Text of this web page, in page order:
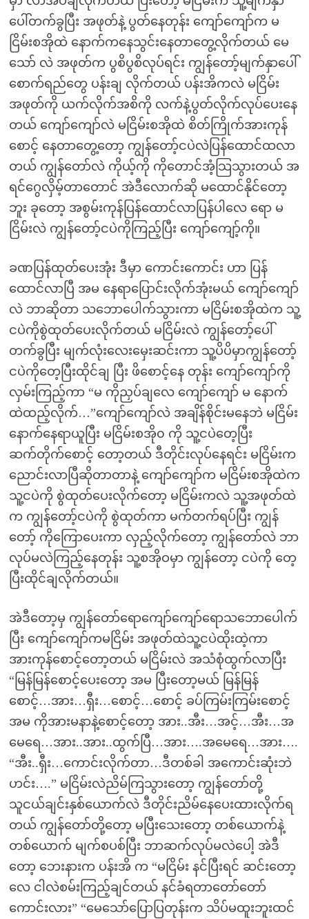
ပေါ်တက်ခွပြီး အဖုတ်နဲ့ ပွတ်နေတုန်း ကျော်ကျော်က မ
ငြိမ်းစအိုထဲ နောက်ကနေသွင်းနေတာတွေ့လိုက်တယ် မေ
သော် လဲ အဖုတ်က ပွစိပွစိလုပ်ရင်း ကျွန်တော့်မျက်နှာပေါ်
စောက်ရည်တွေ ပန်းချ လိုက်တယ် ပန်းအိကလဲ မငြိမ်း
အဖုတ်ကို ယက်လိုက်အစိကို လက်နဲ့ပွတ်လိုက်လုပ်ပေးနေ
တယ် ကျော်ကျော်လဲ မငြိမ်းစအိုထဲ စိတ်ကြိုက်အားကုန်
စောင့် နေတာတွေ့တော့ ကျွန်တော့်ငပဲလဲပြန်ထောင်ထလာ
တယ် ကျွန်တော်လဲ ကိုယ့်ကို ကိုတောင်အံ့သြသွားတယ် အ
ရင်ဂွေလှိမ့်တာတောင် အဲဒီလောက်ဆို မထောင်နိုင်တော့
ဘူး ခုတော့ အစွမ်းကုန်ပြန်ထောင်လာပြန်ပါလေ ရော မ
ငြိမ်းလဲ ကျွန်တော့်ငပဲကိုကြည့်ပြီး ကျော်ကျော့်ကို။
ခဏပြန်ထုတ်ပေးအုံး ဒီမှာ ကောင်းကောင်း ဟာ ပြန်
ထောင်လာပြီ အမ နေရာပြောင်းလိုက်အုံးမယ် ကျော်ကျော်
လဲ ဘာဆိုတာ သဘောပေါက်သွားကာ မငြိမ်းစအိုထဲက သူ့
ငပဲကိုစွဲထုတ်ပေးလိုက်တယ် မငြိမ်းလဲ ကျွန်တော့်ပေါ်
တက်ခွပြီး မျက်လုံးလေးမှေးဆင်းကာ သူ့ပိပိမှာကျွန်တော့်
ငပဲကိုတေ့ပြီးထိုင်ချ ပြီး ဖိစောင့်နေ တုန်း ကျော်ကျော်ကို
လှမ်းကြည့်ကာ “မ ကိုညှပ်ချလေ ကျော်ကျော် မ နောက်
ထဲထည့်လိုက်…”ကျော်ကျော်လဲ အချိန်စိုင်းမနေဘဲ မငြိမ်း
နောက်နေရာယူပြီး မငြိမ်းစအို၀ ကို သူ့ငပဲတေ့ပြီး
ဆက်တိုက်စောင့် တော့တယ် ဒီတိုင်းလုပ်နေရင်း မငြိမ်းက
ညောင်းလာပြီဆိုတာတာနဲ့ ကျော်ကျော်က မငြိမ်းစအိုထဲက
သူ့ငပဲကို စွဲထုတ်ပေးလိုက်တော့ မငြိမ်းကလဲ သူ့အဖုတ်ထဲ
က ကျွန်တော့်ငပဲကို စွဲထုတ်ကာ မက်တက်ရပ်ပြီး ကျွန်
တော့် ကိုကြောပေးကာ လှည့်လိုက်တော့ ကျွန်တော်လဲ ဘာ
လုပ်မလဲကြည့်နေတုန်း သူ့စအိုဝမှာ ကျွန်တော့ ငပဲကို တေ့
ပြီးထိုင်ချလိုက်တယ်။
အဲဒီတော့မှ ကျွန်တော်ရောကျော်ကျော်ရောသဘောပေါက်
ပြီး ကျော်ကျော်ကမငြိမ်း အဖုတ်ထဲသူ့ငပဲထိုးထဲ့ကာ
အားကုန်စောင့်တော့တယ် မငြိမ်းလဲ အသံစုံထွက်လာပြီး
“မြန်မြန်စောင့်ပေးတော့ အမ ပြီးတော့မယ် မြန်မြန်
စောင့်…အား…ရှီး…စောင့်…စောင့် ခပ်ကြမ်းကြမ်းစောင့်
အမ ကိုအားမနာနဲ့စောင့်တော့ အား..အီး…အင့်…အီး…အ
မေရေ…အား..အား..ထွက်ပြီ…အား….အမေရေ…အား….
“အီး..ရှီး…ကောင်းလိုက်တာ…ဒီတစ်ခါ အကောင်းဆုံးဘဲ
ဟင်း….” မငြိမ်းလဲညိမ်ကြသွားတော့ ကျွန်တော်တို့
သူငယ်ချင်းနှစ်ယောက်လဲ ဒီတိုင်းညိမ်နေပေးထားလိုက်ရ
တယ် ကျွန်တော်တို့တော့ မပြီးသေးတော့ တစ်ယောက်နဲ့
တစ်ယောက် မျက်စပစ်ပြီး ဘာဆက်လုပ်မလဲပေါ့ အဲဒီ
တော့ ဘေးနားက ပန်းအိ က “မငြိမ်း နင်ပြီးရင် ဆင်းတော့
လေ ငါလဲစမ်းကြည့်ချင်တယ် နင်ခံရတာတော်တော်
ကောင်းလား” “မေသော်ပြောပြတုန်းက သိပ်မထူးဘူးထင်